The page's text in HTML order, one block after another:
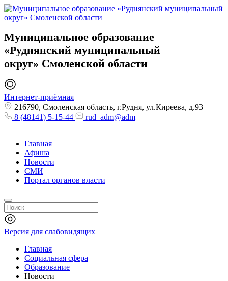
Муниципальное образование
«Руднянский муниципальный
округ» Смоленской области
Интернет-приёмная
216790, Смоленская область, г.Рудня, ул.Киреева, д.93
8 (48141) 5-15-44
rud_adm@adm
Главная
Афиша
Новости
СМИ
Портал органов власти
Версия для слабовидящих
Главная
Социальная сфера
Образование
Новости